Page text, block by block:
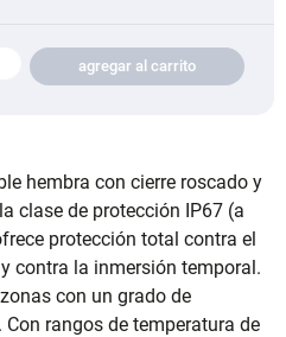
agregar al carrito
hembra con cierre roscado y
clase de protección IP67 (a
protección total contra el
contra la inmersión temporal.
con un grado de
rangos de temperatura de